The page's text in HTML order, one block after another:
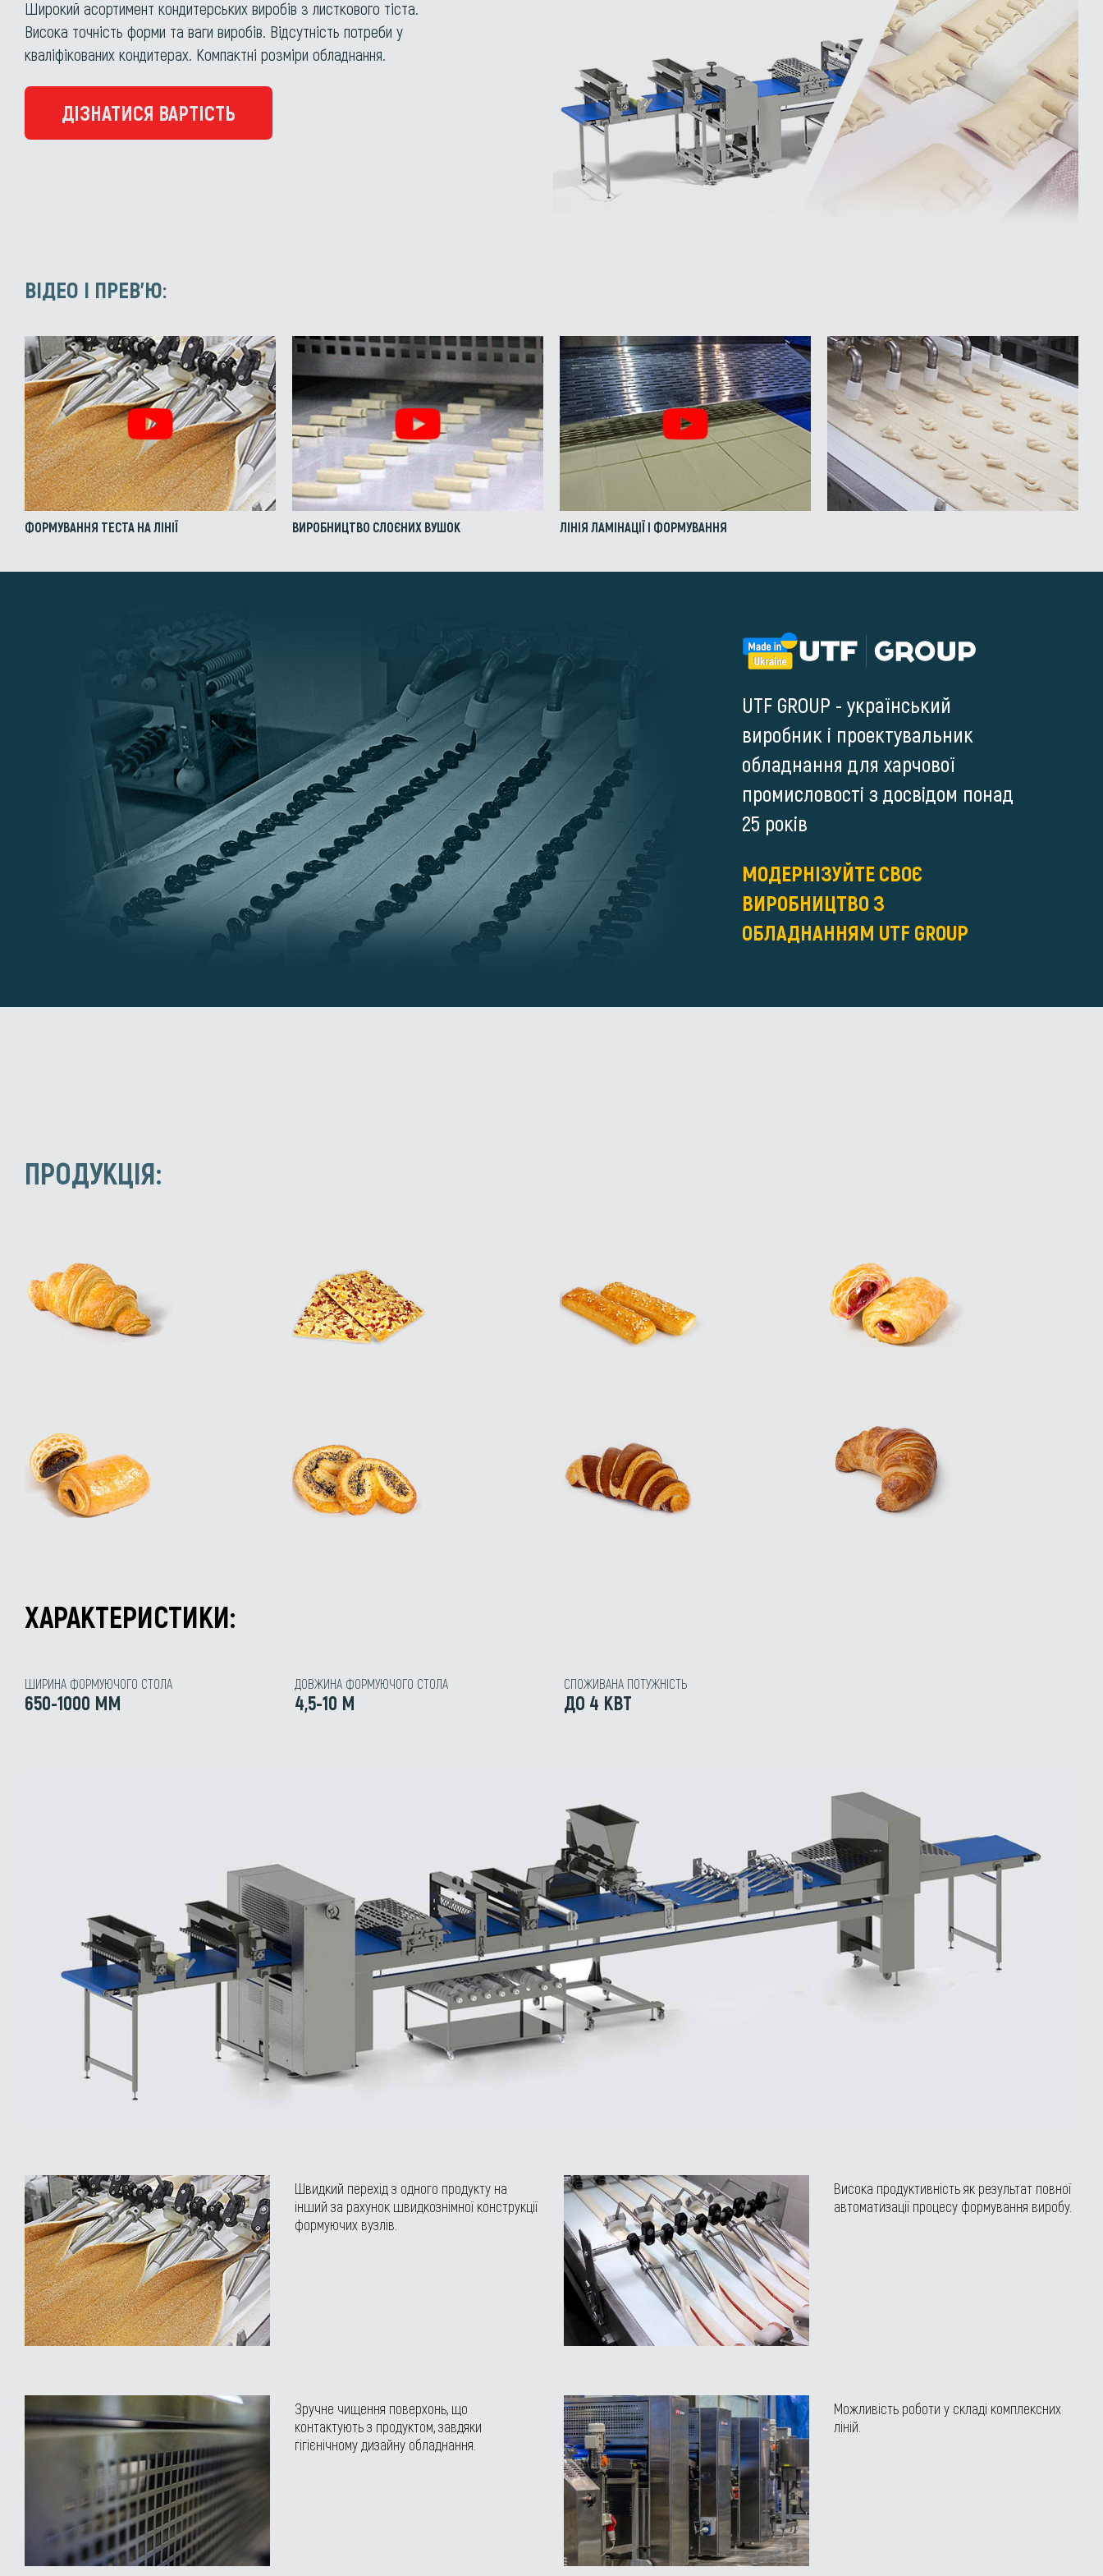
Широкий асортимент кондитерських виробів з листкового тіста.
Висока точність форми та ваги виробів. Відсутність потреби у
кваліфікованих кондитерах. Компактні розміри обладнання.
ДІЗНАТИСЯ ВАРТІСТЬ
ВІДЕО І ПРЕВ'Ю:
ФОРМУВАННЯ ТЕСТА НА ЛІНІЇ ВИРОБНИЦТВО СЛОЄНИХ ВУШОК ЛІНІЯ ЛАМІНАЦІЇ І ФОРМУВАННЯ
UTF GROUP - український
виробник і проектувальник
обладнання для харчової
промисловості з досвідом понад
25 років
МОДЕРНІЗУЙТЕ СВОЄ
ВИРОБНИЦТВО З
ОБЛАДНАННЯМ UTF GROUP
ПРОДУКЦІЯ:
ХАРАКТЕРИСТИКИ:
ШИРИНА ФОРМУЮЧОГО СТОЛА
650-1000 ММ
ДОВЖИНА ФОРМУЮЧОГО СТОЛА
4,5-10 М
СПОЖИВАНА ПОТУЖНІСТЬ
ДО 4 КВТ
Швидкий перехід з одного продукту на
інший за рахунок швидкознімної конструкції
формуючих вузлів.
Висока продуктивність як результат повної
автоматизації процесу формування виробу.
Зручне чищення поверхонь, що
контактують з продуктом, завдяки
гігієнічному дизайну обладнання.
Можливість роботи у складі комплексних
ліній.